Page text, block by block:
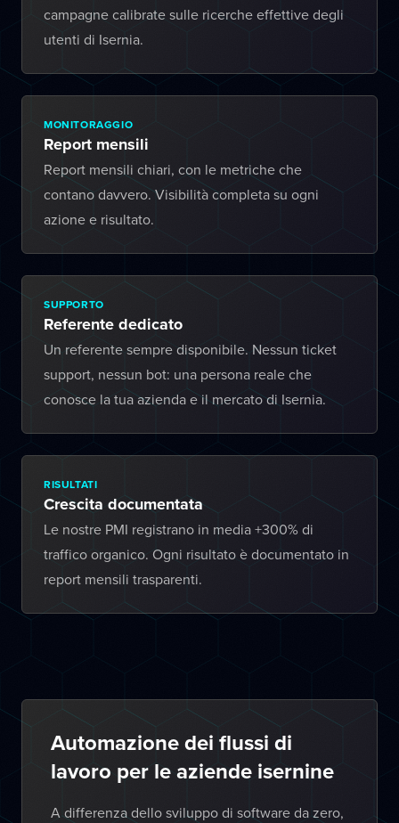
campagne calibrate sulle ricerche effettive degli
utenti di Isernia.
MONITORAGGIO
Report mensili
Report mensili chiari, con le metriche che
contano davvero. Visibilità completa su ogni
azione e risultato.
SUPPORTO
Referente dedicato
Un referente sempre disponibile. Nessun ticket
support, nessun bot: una persona reale che
conosce la tua azienda e il mercato di Isernia.
RISULTATI
Crescita documentata
Le nostre PMI registrano in media +300% di
traffico organico. Ogni risultato è documentato in
report mensili trasparenti.
Automazione dei flussi di
lavoro per le aziende isernine
A differenza dello sviluppo di software da zero,